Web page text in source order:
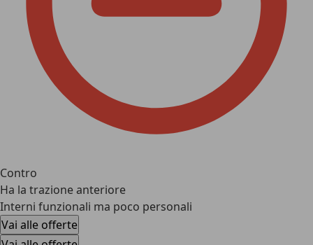
Contro
Ha la trazione anteriore
Interni funzionali ma poco personali
Vai alle offerte